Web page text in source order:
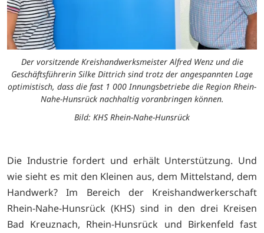
Der vorsitzende Kreishandwerksmeister Alfred Wenz und die
Geschäftsführerin Silke Dittrich sind trotz der angespannten Lage
optimistisch, dass die fast 1 000 Innungsbetriebe die Region Rhein-
Nahe-Hunsrück nachhaltig voranbringen können.
Bild: KHS Rhein-Nahe-Hunsrück
Die Industrie fordert und erhält Unterstützung. Und
wie sieht es mit den Kleinen aus, dem Mittelstand, dem
Handwerk? Im Bereich der Kreishandwerkerschaft
Rhein-Nahe-Hunsrück (KHS) sind in den drei Kreisen
Bad Kreuznach, Rhein-Hunsrück und Birkenfeld fast